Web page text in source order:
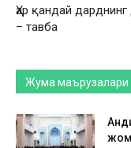
Ҳар қандай
– тавба
Жума маърузалари